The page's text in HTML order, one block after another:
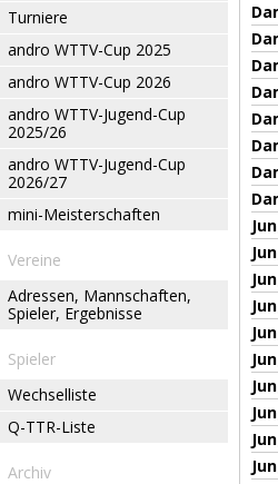
Turniere
andro WTTV-Cup 2025
andro WTTV-Cup 2026
andro WTTV-Jugend-Cup
2025/26
andro WTTV-Jugend-Cup
2026/27
mini-Meisterschaften
Vereine
Adressen, Mannschaften,
Spieler, Ergebnisse
Spieler
Wechselliste
Q-TTR-Liste
Archiv